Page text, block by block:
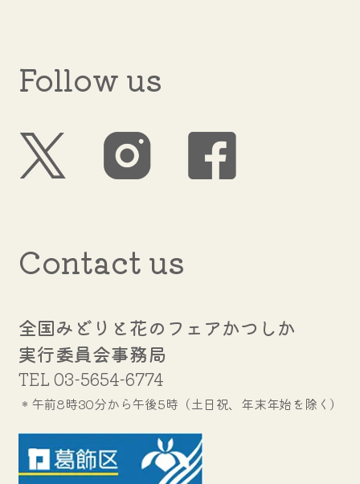
Follow us
Contact us
全国みどりと花のフェアかつしか
実行委員会事務局
TEL 03-5654-6774
＊午前8時30分から午後5時（土日祝、年末年始を除く）